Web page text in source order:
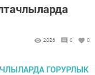
2826 0 0